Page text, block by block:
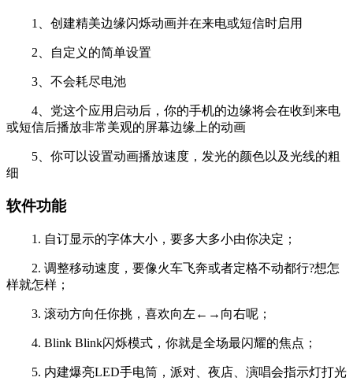
1、创建精美边缘闪烁动画并在来电或短信时启用
2、自定义的简单设置
3、不会耗尽电池
4、党这个应用启动后，你的手机的边缘将会在收到来电
或短信后播放非常美观的屏幕边缘上的动画
5、你可以设置动画播放速度，发光的颜色以及光线的粗
细
软件功能
1. 自订显示的字体大小，要多大多小由你决定；
2. 调整移动速度，要像火车飞奔或者定格不动都行?想怎
样就怎样；
3. 滚动方向任你挑，喜欢向左←→向右呢；
4. Blink Blink闪烁模式，你就是全场最闪耀的焦点；
5. 内建爆亮LED手电筒，派对、夜店、演唱会指示灯打光